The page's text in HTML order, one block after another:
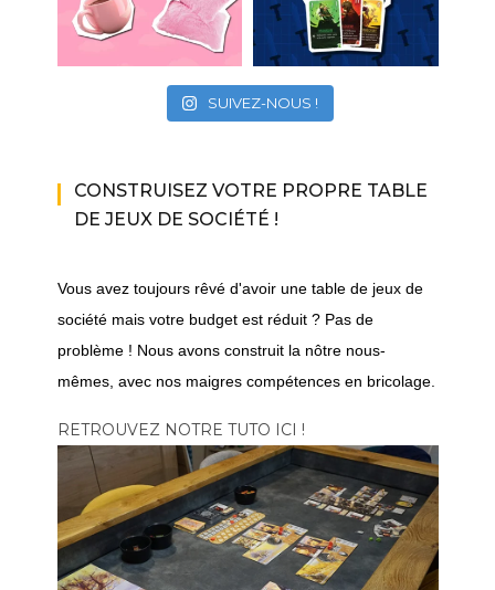
SUIVEZ-NOUS !
CONSTRUISEZ VOTRE PROPRE TABLE
DE JEUX DE SOCIÉTÉ !
Vous avez toujours rêvé d'avoir une table de jeux de
société mais votre budget est réduit ? Pas de
problème ! Nous avons construit la nôtre nous-
mêmes, avec nos maigres compétences en bricolage.
RETROUVEZ NOTRE TUTO ICI !